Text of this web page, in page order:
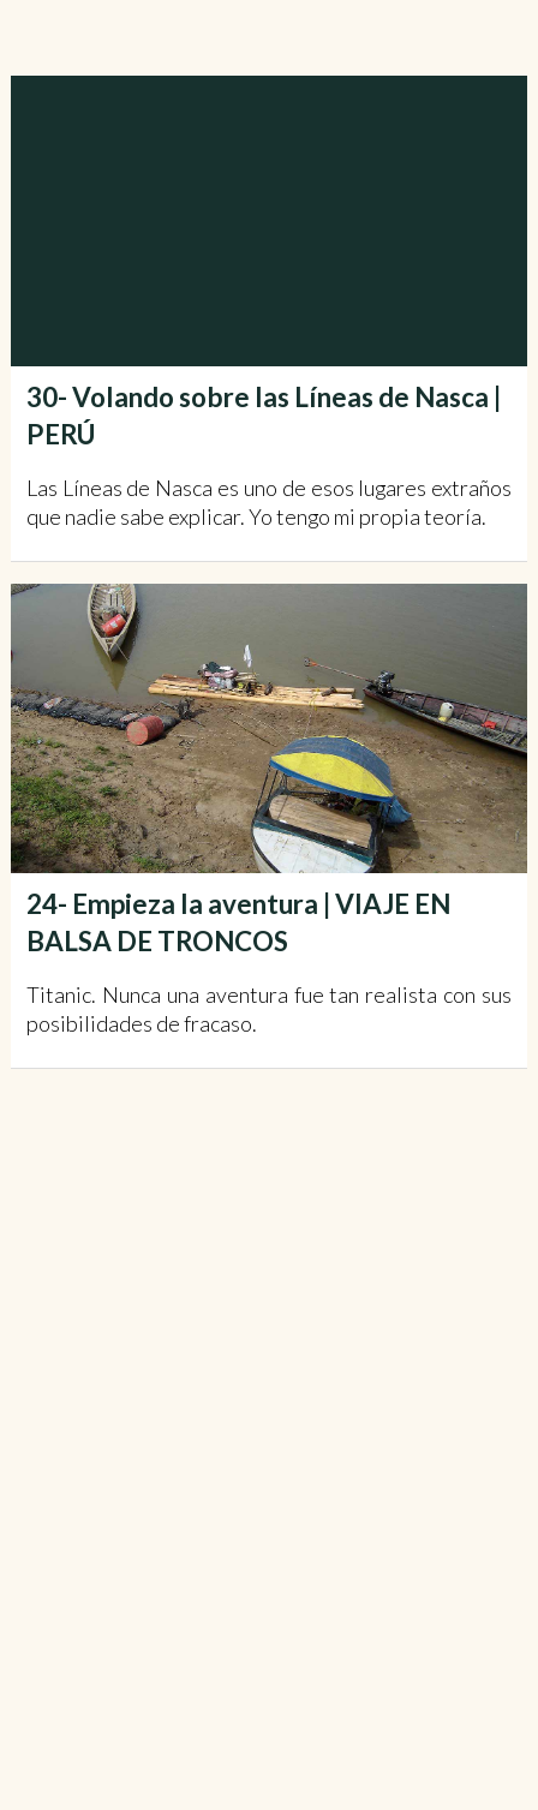
30- Volando sobre las Líneas de Nasca |
PERÚ
Las Líneas de Nasca es uno de esos lugares extraños
que nadie sabe explicar. Yo tengo mi propia teoría.
24- Empieza la aventura | VIAJE EN
BALSA DE TRONCOS
Titanic. Nunca una aventura fue tan realista con sus
posibilidades de fracaso.